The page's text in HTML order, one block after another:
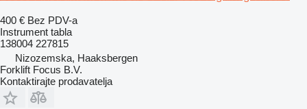
400 € Bez PDV-a
Instrument tabla
138004 227815
Nizozemska, Haaksbergen
Forklift Focus B.V.
Kontaktirajte prodavatelja